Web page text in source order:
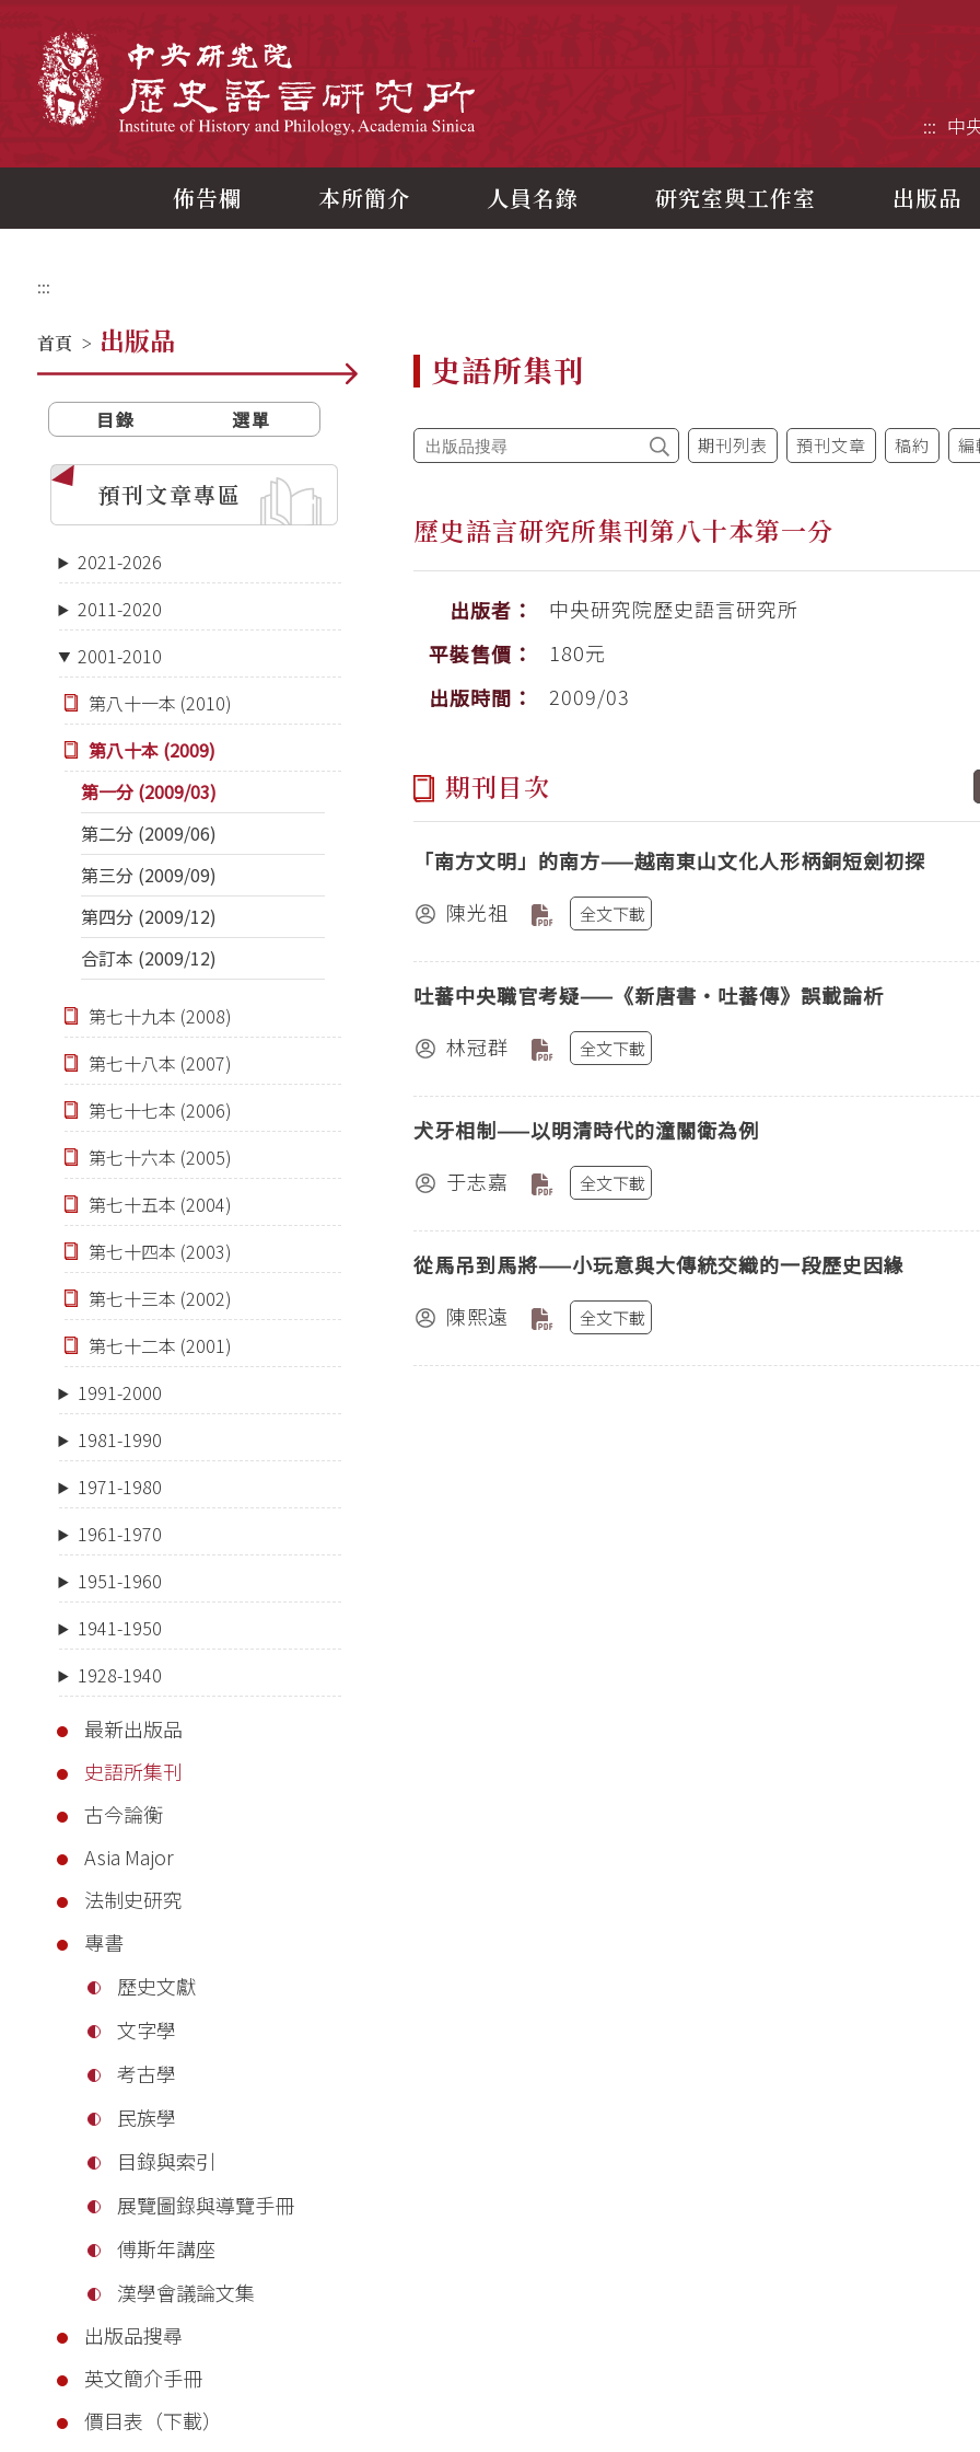
::: 中
佈告欄 本所簡介 人員名錄 研究室與工作室 出版品
:::
首頁 > 出版品
目錄 選單
預刊文章專區
2021-2026
2011-2020
2001-2010
第八十一本 (2010)
第八十本 (2009)
第一分 (2009/03)
第二分 (2009/06)
第三分 (2009/09)
第四分 (2009/12)
合訂本 (2009/12)
第七十九本 (2008)
第七十八本 (2007)
第七十七本 (2006)
第七十六本 (2005)
第七十五本 (2004)
第七十四本 (2003)
第七十三本 (2002)
第七十二本 (2001)
1991-2000
1981-1990
1971-1980
1961-1970
1951-1960
1941-1950
1928-1940
最新出版品
史語所集刊
古今論衡
Asia Major
法制史研究
專書
歷史文獻
文字學
考古學
民族學
目錄與索引
展覽圖錄與導覽手冊
傅斯年講座
漢學會議論文集
出版品搜尋
英文簡介手冊
價目表（下載）
史語所集刊
期刊列表 預刊文章 稿約 編
歷史語言研究所集刊第八十本第一分
出版者：
中央研究院歷史語言研究所
平裝售價：
180元
出版時間：
2009/03
期刊目次
「南方文明」的南方——越南東山文化人形柄銅短劍初探
陳光祖
全文下載
吐蕃中央職官考疑——《新唐書‧吐蕃傳》誤載論析
林冠群
全文下載
犬牙相制——以明清時代的潼關衛為例
于志嘉
全文下載
從馬吊到馬將——小玩意與大傳統交織的一段歷史因緣
陳熙遠
全文下載